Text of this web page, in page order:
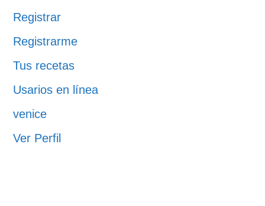
Registrar
Registrarme
Tus recetas
Usarios en línea
venice
Ver Perfil